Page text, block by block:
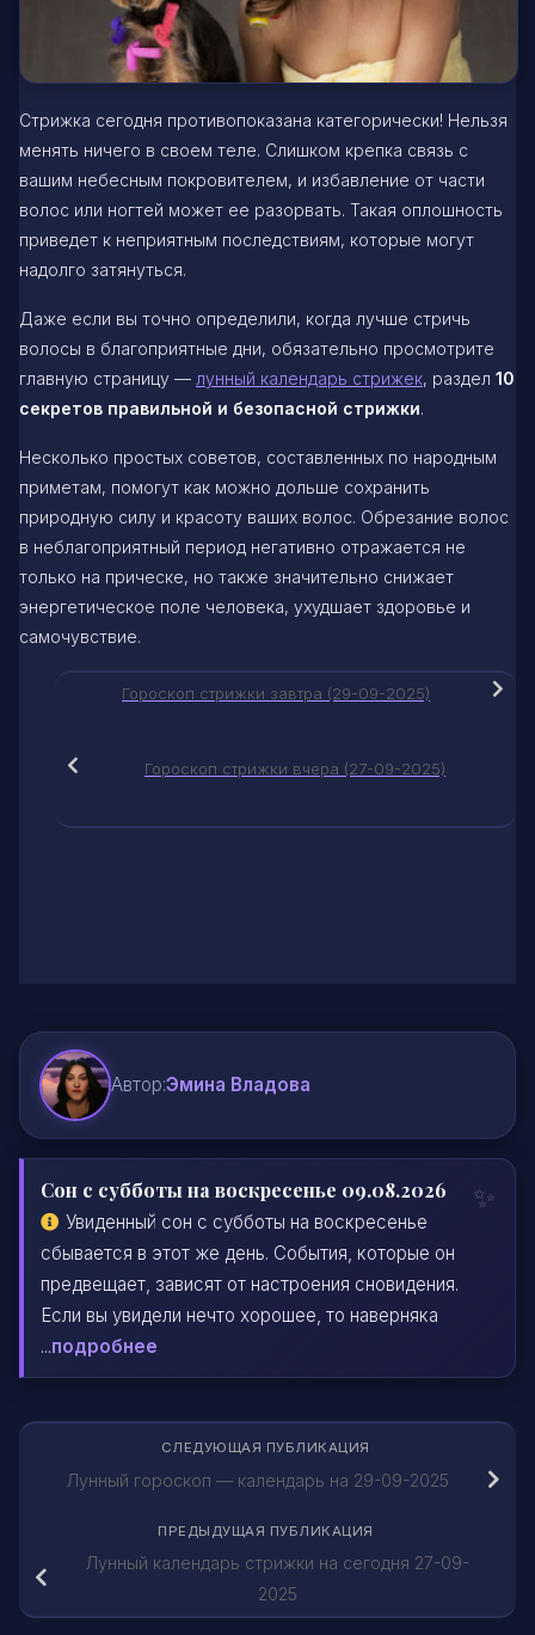
Стрижка сегодня противопоказана категорически! Нельзя
менять ничего в своем теле. Слишком крепка связь с
вашим небесным покровителем, и избавление от части
волос или ногтей может ее разорвать. Такая оплошность
приведет к неприятным последствиям, которые могут
надолго затянуться.
Даже если вы точно определили, когда лучше стричь
волосы в благоприятные дни, обязательно просмотрите
главную страницу — лунный календарь стрижек, раздел 10
секретов правильной и безопасной стрижки.
Несколько простых советов, составленных по народным
приметам, помогут как можно дольше сохранить
природную силу и красоту ваших волос. Обрезание волос
в неблагоприятный период негативно отражается не
только на прическе, но также значительно снижает
энергетическое поле человека, ухудшает здоровье и
самочувствие.
Гороскоп стрижки завтра (29-09-2025)
Гороскоп стрижки вчера (27-09-2025)
Автор:Эмина Владова
Сон с субботы на воскресенье 09.08.2026
Увиденный сон с субботы на воскресенье
сбывается в этот же день. События, которые он
предвещает, зависят от настроения сновидения.
Если вы увидели нечто хорошее, то наверняка
...подробнее
СЛЕДУЮЩАЯ ПУБЛИКАЦИЯ
Лунный гороскоп — календарь на 29-09-2025
ПРЕДЫДУЩАЯ ПУБЛИКАЦИЯ
Лунный календарь стрижки на сегодня 27-09-
2025